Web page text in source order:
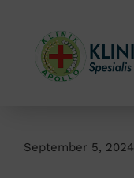
content
September 5, 2024